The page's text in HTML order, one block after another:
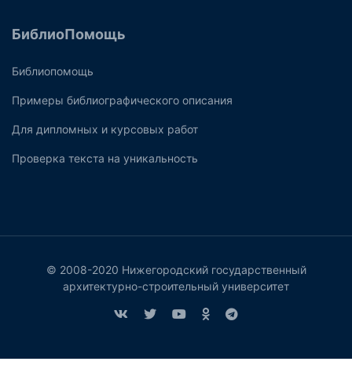
БиблиоПомощь
Библиопомощь
Примеры библиографического описания
Для дипломных и курсовых работ
Проверка текста на уникальность
© 2008-2020 Нижегородский государственный
архитектурно-строительный университет